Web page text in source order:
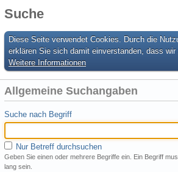
Suche
Diese Seite verwendet Cookies. Durch die
erklären Sie sich damit einverstanden, dass
Weitere Informationen
Allgemeine Suchangaben
Suche nach Begriff
Nur Betreff durchsuchen
Geben Sie einen oder mehrere Begriffe ein. Ein Begriff
lang sein.